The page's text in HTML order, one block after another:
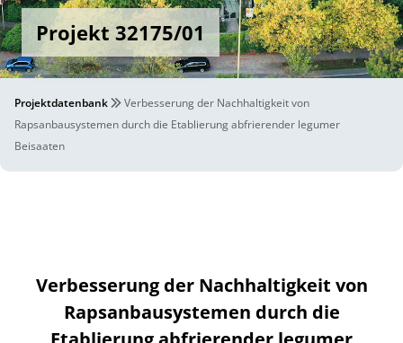
Projekt 32175/01
Projektdatenbank
Verbesserung der Nachhaltigkeit von
Rapsanbausystemen durch die Etablierung abfrierender legumer
Beisaaten
Verbesserung der Nachhaltigkeit von
Rapsanbausystemen durch die